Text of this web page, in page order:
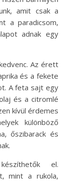
amit csak a
a paradicsom,
adnak egy
Az érett
és a fekete
A feta sajt egy
és a citromlé
kívül érdemes
különböző
őszibarack és
el.
mint a rukola,